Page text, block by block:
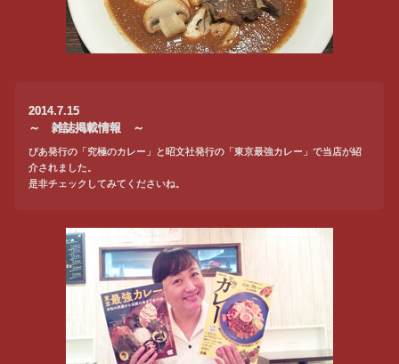
2014.7.15
～ 雑誌掲載情報 ～
ぴあ発行の「究極のカレー」と昭文社発行の「東京最強カレー」で当店が紹
介されました。
是非チェックしてみてくださいね。